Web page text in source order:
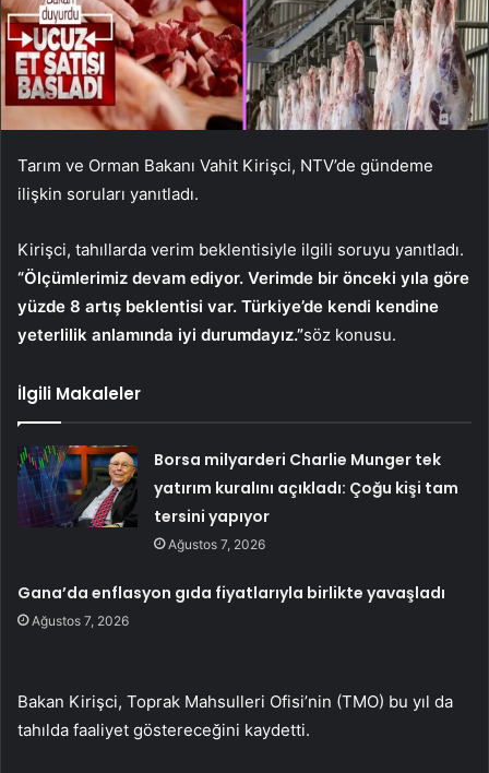
Tarım ve Orman Bakanı Vahit Kirişci, NTV’de gündeme
ilişkin soruları yanıtladı.
Kirişci, tahıllarda verim beklentisiyle ilgili soruyu yanıtladı.
“Ölçümlerimiz devam ediyor. Verimde bir önceki yıla göre
yüzde 8 artış beklentisi var. Türkiye’de kendi kendine
yeterlilik anlamında iyi durumdayız.”söz konusu.
İlgili Makaleler
Borsa milyarderi Charlie Munger tek
yatırım kuralını açıkladı: Çoğu kişi tam
tersini yapıyor
Ağustos 7, 2026
Gana’da enflasyon gıda fiyatlarıyla birlikte yavaşladı
Ağustos 7, 2026
Bakan Kirişci, Toprak Mahsulleri Ofisi’nin (TMO) bu yıl da
tahılda faaliyet göstereceğini kaydetti.